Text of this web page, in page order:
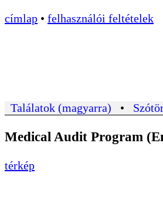
címlap • felhasználói feltételek
Találatok (magyarra) •
Medical Audit Program
térkép